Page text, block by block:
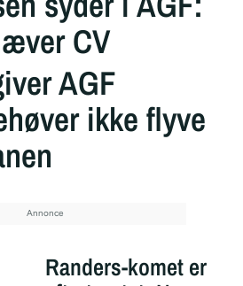
CV
AGF
ikke flyve
Randers-komet er